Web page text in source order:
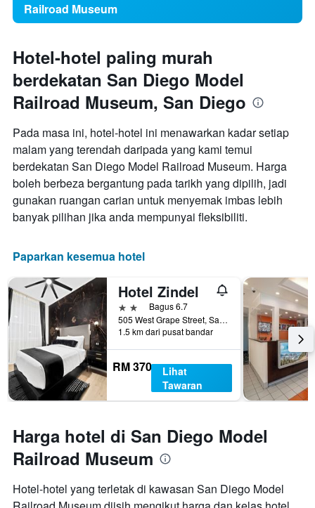
Railroad Museum
Hotel-hotel paling murah
berdekatan San Diego Model
Railroad Museum, San Diego
Pada masa ini, hotel-hotel ini menawarkan kadar setiap
malam yang terendah daripada yang kami temui
berdekatan San Diego Model Railroad Museum. Harga
boleh berbeza bergantung pada tarikh yang dipilih, jadi
gunakan ruangan carian untuk menyemak imbas lebih
banyak pilihan jika anda mempunyai fleksibiliti.
Paparkan kesemua hotel
Hotel Zindel
2 bintangBagus 6.7
505 West Grape Street, San Diego, CA, Amerika Syarikat
1.5 km dari pusat bandar
RM 370
Lihat
Tawaran
Harga hotel di San Diego Model
Railroad Museum
Hotel-hotel yang terletak di kawasan San Diego Model